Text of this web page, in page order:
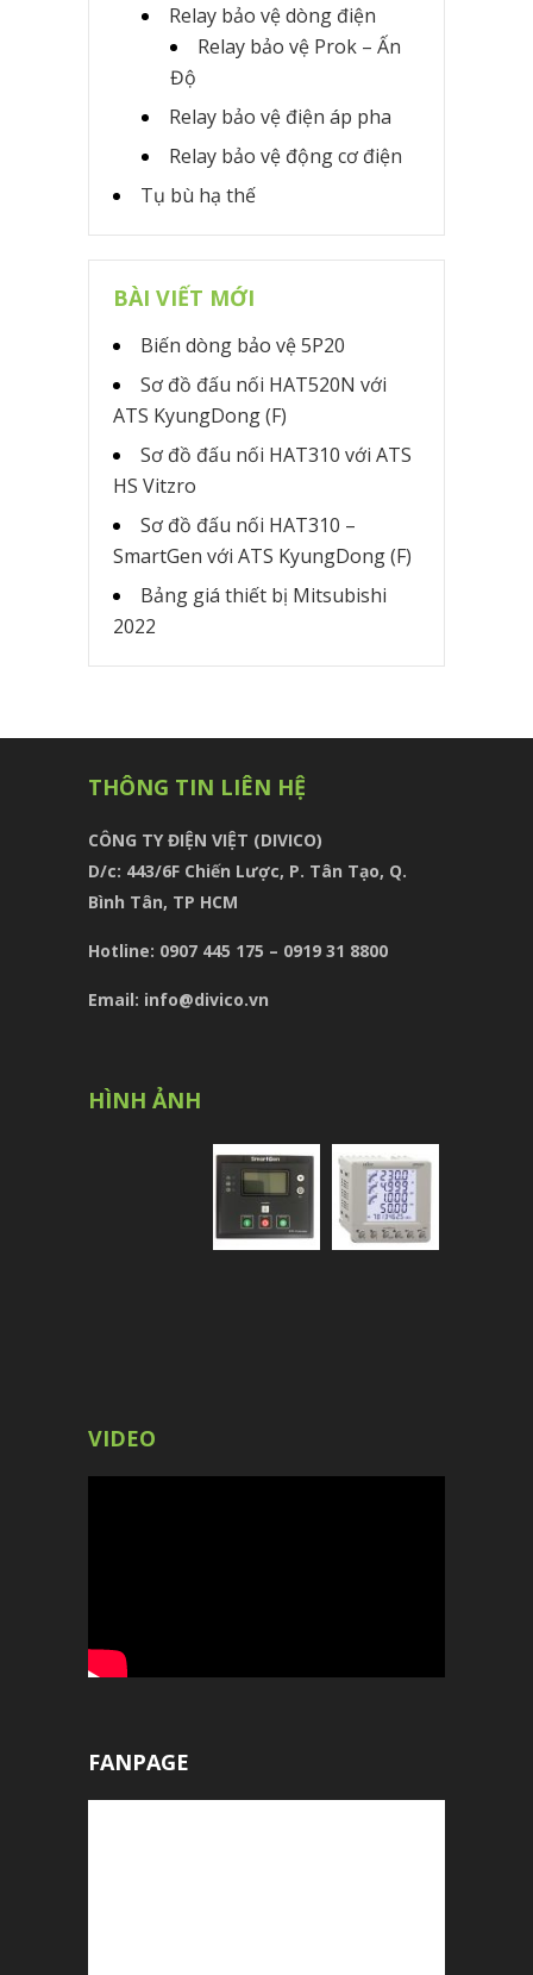
Relay bảo vệ dòng điện
Relay bảo vệ Prok – Ấn
Độ
Relay bảo vệ điện áp pha
Relay bảo vệ động cơ điện
Tụ bù hạ thế
BÀI VIẾT MỚI
Biến dòng bảo vệ 5P20
Sơ đồ đấu nối HAT520N với
ATS KyungDong (F)
Sơ đồ đấu nối HAT310 với ATS
HS Vitzro
Sơ đồ đấu nối HAT310 –
SmartGen với ATS KyungDong (F)
Bảng giá thiết bị Mitsubishi
2022
THÔNG TIN LIÊN HỆ
CÔNG TY ĐIỆN VIỆT (DIVICO)
D/c: 443/6F Chiến Lược, P. Tân Tạo, Q.
Bình Tân, TP HCM
Hotline: 0907 445 175 – 0919 31 8800
Email: info@divico.vn
HÌNH ẢNH
VIDEO
FANPAGE